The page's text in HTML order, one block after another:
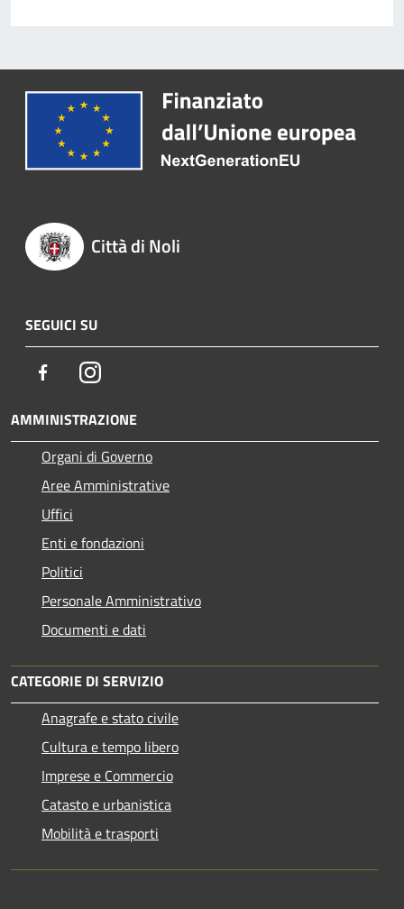
Città di Noli
SEGUICI SU
FacebookInstagram
AMMINISTRAZIONE
Organi di Governo
Aree Amministrative
Uffici
Enti e fondazioni
Politici
Personale Amministrativo
Documenti e dati
CATEGORIE DI SERVIZIO
Anagrafe e stato civile
Cultura e tempo libero
Imprese e Commercio
Catasto e urbanistica
Mobilità e trasporti